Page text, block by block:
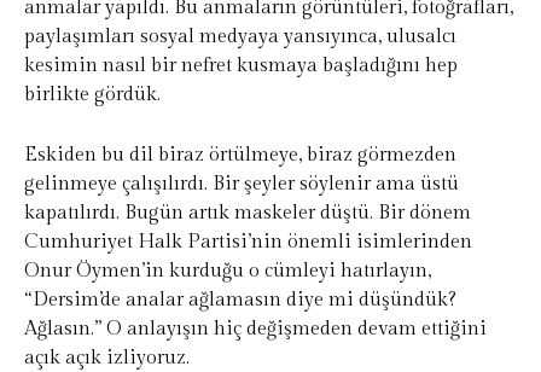
anmalar yapıldı. Bu anmaların görüntüleri, fotoğrafları,
paylaşımları sosyal medyaya yansıyınca, ulusalcı
kesimin nasıl bir nefret kusmaya başladığını hep
birlikte gördük.
Eskiden bu dil biraz örtülmeye, biraz görmezden
gelinmeye çalışılırdı. Bir şeyler söylenir ama üstü
kapatılırdı. Bugün artık maskeler düştü. Bir dönem
Cumhuriyet Halk Partisi’nin önemli isimlerinden
Onur Öymen’in kurduğu o cümleyi hatırlayın,
“Dersim’de analar ağlamasın diye mi düşündük?
Ağlasın.” O anlayışın hiç değişmeden devam ettiğini
açık açık izliyoruz.